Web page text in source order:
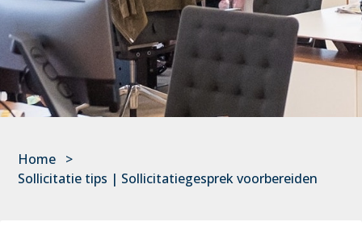
Inloggen
INSCHRIJVEN
English
Home >
Sollicitatie tips | Sollicitatiegesprek voorbereiden